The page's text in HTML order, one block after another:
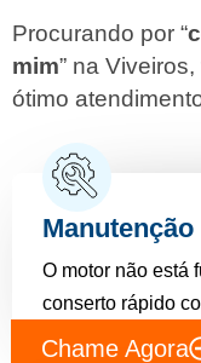
Procurando por “
mim” na
ótimo
O motor não está
conserto rápido
Chame Agora